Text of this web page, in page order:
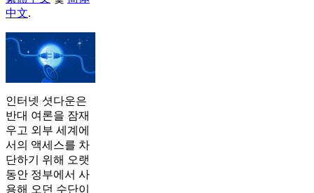
中文.
인터넷 셧다운은
반대 여론을 잠재
우고 외부 세계에
서의 액세스를 차
단하기 위해 오랫
동안 정부에서 사
용해 오던 수단이